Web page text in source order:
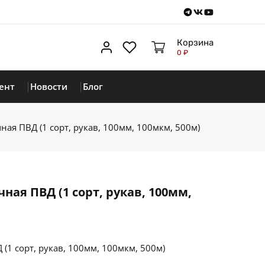
Telegram
VKontakte
Youtube
Личный кабинет
ИзбранноеКорзина
0 ₽
Новости Блог
ПВД (1 сорт, рукав, 100мм, 100мкм, 500м)
ПВД (1 сорт, рукав, 100мм,
сорт, рукав, 100мм, 100мкм, 500м)